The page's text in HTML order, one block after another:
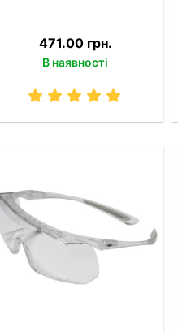
471.00 грн.
В наявності